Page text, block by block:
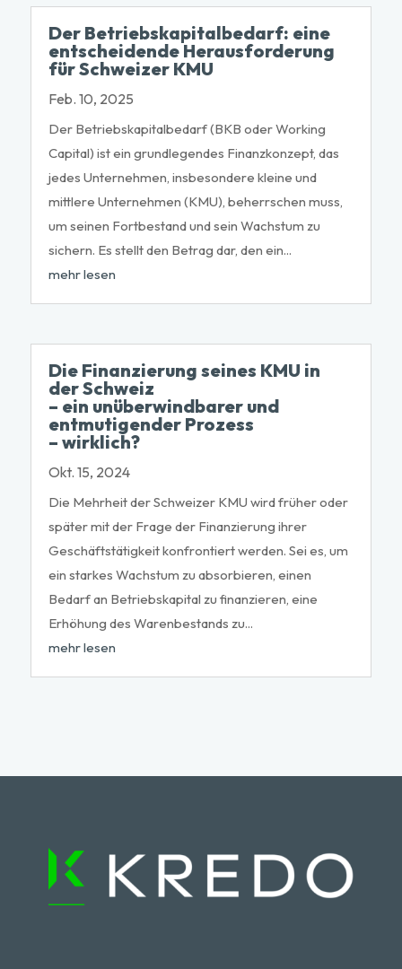
Der Betriebskapitalbedarf: eine
entscheidende Herausforderung
für Schweizer KMU
Feb. 10, 2025
Der Betriebskapitalbedarf (BKB oder Working
Capital) ist ein grundlegendes Finanzkonzept, das
jedes Unternehmen, insbesondere kleine und
mittlere Unternehmen (KMU), beherrschen muss,
um seinen Fortbestand und sein Wachstum zu
sichern. Es stellt den Betrag dar, den ein...
mehr lesen
Die Finanzierung seines KMU in
der Schweiz
– ein unüberwindbarer und
entmutigender Prozess
– wirklich?
Okt. 15, 2024
Die Mehrheit der Schweizer KMU wird früher oder
später mit der Frage der Finanzierung ihrer
Geschäftstätigkeit konfrontiert werden. Sei es, um
ein starkes Wachstum zu absorbieren, einen
Bedarf an Betriebskapital zu finanzieren, eine
Erhöhung des Warenbestands zu...
mehr lesen